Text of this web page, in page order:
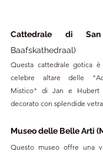
Cattedrale di San
Baafskathedraal)
Questa cattedrale gotica
celebre altare delle
Mistico" di Jan e Hubert
decorato con splendide
Museo delle Belle Arti
Questo museo offre una